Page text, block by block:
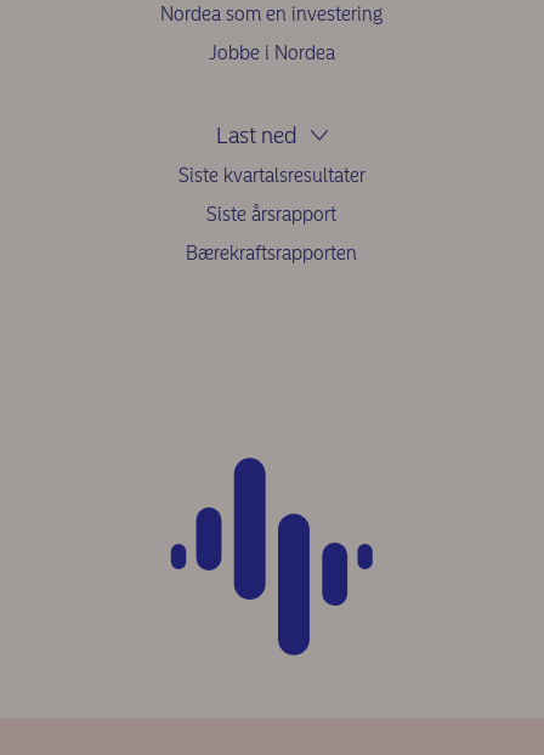
Nordea som en investering
Jobbe i Nordea
Last ned
Siste kvartalsresultater
Siste årsrapport
Bærekraftsrapporten